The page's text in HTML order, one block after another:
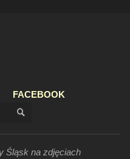
FACEBOOK
SZUKAJ
Śląsk na zdjęciach